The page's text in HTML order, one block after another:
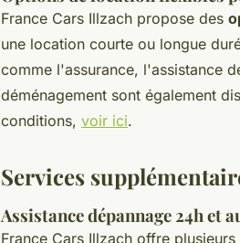
France Cars Illzach propose des
une location courte ou longue
comme l'assurance, l'assistance
déménagement sont également
conditions, voir ici.
Services
Assistance dépannage 24h et
France Cars Illzach offre plusieurs